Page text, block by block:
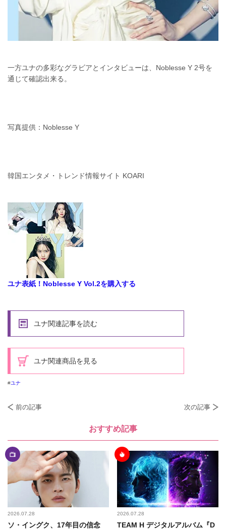
一方ユナの多彩なグラビアとインタビューは、Noblesse Y 2号を
通じて確認出来る。
写真提供：Noblesse Y
韓国エンタメ・トレンド情報サイト KOARI
ユナ表紙！Noblesse Y Vol.2を購入する
ユナ関連記事を読む
ユナ関連商品を見る
ユナ
前の記事 次の記事
おすすめ記事
2026.07.28
ソ・イングク、17年目の信念
2026.07.28
TEAM H デジタルアルバム『D